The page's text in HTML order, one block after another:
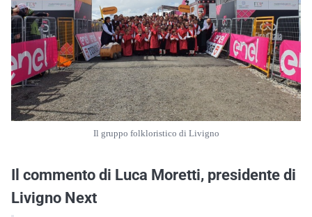
Il gruppo folkloristico di Livigno
Il commento di Luca Moretti, presidente di
Livigno Next